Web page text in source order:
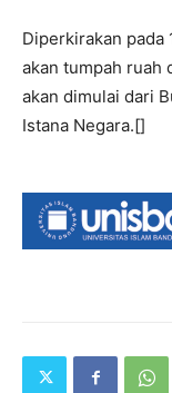
Diperkirakan pada
akan tumpah ruah
akan dimulai dari
Istana Negara.[]